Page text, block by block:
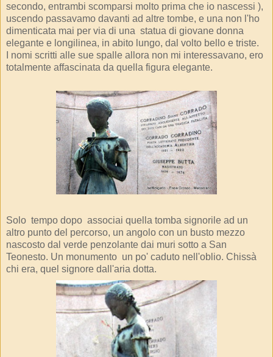
secondo, entrambi scomparsi molto prima che io nascessi ),
uscendo passavamo davanti ad altre tombe, e una non l'ho
dimenticata mai per via di una statua di giovane donna
elegante e longilinea, in abito lungo, dal volto bello e triste.
I nomi scritti alle sue spalle allora non mi interessavano, ero
totalmente affascinata da quella figura elegante.
Solo tempo dopo associai quella tomba signorile ad un
altro punto del percorso, un angolo con un busto mezzo
nascosto dal verde penzolante dai muri sotto a San
Teonesto. Un monumento un po' caduto nell'oblio. Chissà
chi era, quel signore dall'aria dotta.